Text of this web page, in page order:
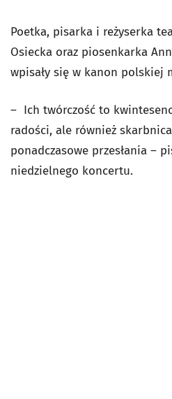
Poetka, pisarka i reżyserka
Osiecka oraz piosenkarka
wpisały się w kanon polskiej
– Ich twórczość to
radości, ale również
ponadczasowe przesłania –
niedzielnego koncertu.